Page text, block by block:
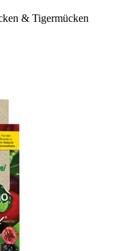
& Tigermücken